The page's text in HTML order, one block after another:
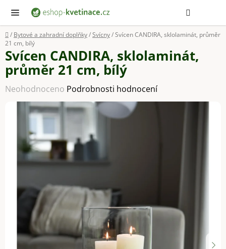
obsah
Domů
/ Bytové a zahradní doplňky/Svícny/Svícen CANDIRA, sklolaminát, průměr
21 cm, bílý
Svícen CANDIRA, sklolaminát,
průměr 21 cm, bílý
Průměrné
hodnocení
produktu
Neohodnoceno Podrobnosti hodnocení